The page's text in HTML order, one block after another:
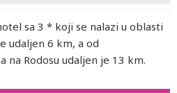
sa 3 * koji se nalazi u oblasti
udaljen 6 km, a od
na Rodosu udaljen je 13 km.